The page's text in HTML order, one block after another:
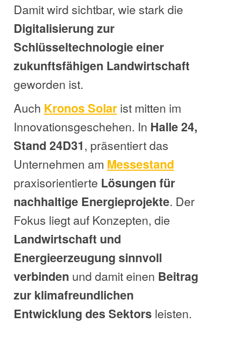
Damit wird sichtbar, wie stark die
Digitalisierung zur
Schlüsseltechnologie einer
zukunftsfähigen Landwirtschaft
geworden ist.
Auch Kronos Solarist mitten im
Innovationsgeschehen. In Halle 24,
Stand 24D31, präsentiert das
Unternehmen am Messestand
praxisorientierte Lösungen für
nachhaltige Energieprojekte. Der
Fokus liegt auf Konzepten, die
Landwirtschaft und
Energieerzeugung sinnvoll
verbinden und damit einen Beitrag
zur klimafreundlichen
Entwicklung des Sektors leisten.